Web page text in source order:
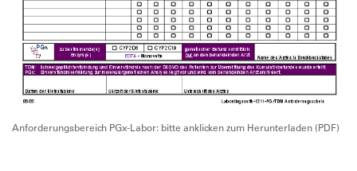
Anforderungsbereich PGx-Labor: bitte anklicken zum Herunterladen (PDF)